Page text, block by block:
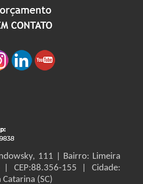
111 | Bairro: Limeira
CEP:88.356-155 | Cidade:
Catarina (SC)